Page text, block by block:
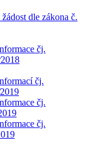
dle zákona č.
čj.
čj.
čj.
čj.